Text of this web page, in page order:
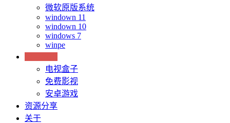
微软原版系统
windown 11
windown 10
windows 7
winpe
电视盒子
免费影视
安卓游戏
资源分享
关于